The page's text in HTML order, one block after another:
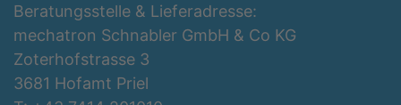
Beratungsstelle & Lieferadresse:
mechatron Schnabler GmbH & Co KG
Zoterhofstrasse 3
3681 Hofamt Priel